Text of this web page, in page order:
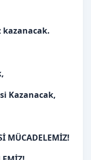
kazanacak.
Kazanacak,
MÜCADELEMİZ!